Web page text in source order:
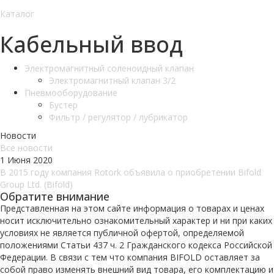
Каталог
Кабельный ввод
Электромагнитный соленоидный клапан
Электромагнитный клапан 3/2
Пневмооборудование
Бустер
Фильтр / регулятор / лубрикатор
Новости
Все новости
1 Июня 2020
В 2015 году компания Rotork объявила о приобретении Bifold
Group Ltd. (Bifold)
Обратите внимание
Представленная на этом сайте информация о товарах и ценах
носит исключительно ознакомительный характер и ни при каких
условиях не является публичной офертой, определяемой
положениями Статьи 437 ч. 2 Гражданского кодекса Российской
Федерации. В связи с тем что компания BIFOLD оставляет за
собой право изменять внешний вид товара, его комплектацию и